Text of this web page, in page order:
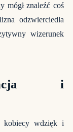
mógł znaleźć coś
odzwierciedla
wizerunek
i
kobiecy wdzięk i